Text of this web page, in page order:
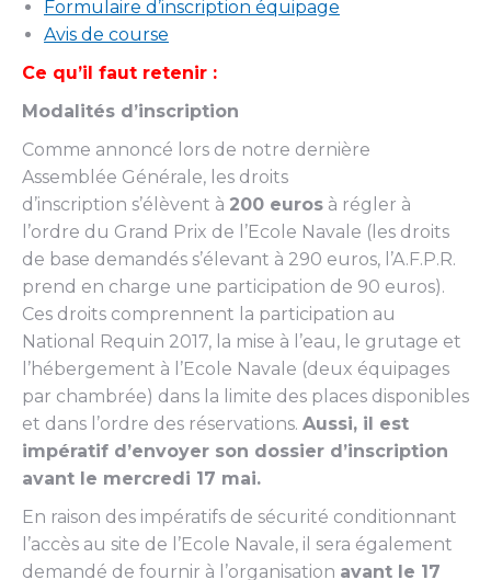
Formulaire d’inscription équipage
Avis de course
Ce qu’il faut retenir :
Modalités d’inscription
Comme annoncé lors de notre dernière
Assemblée Générale, les droits
d’inscription s’élèvent à 200 euros à régler à
l’ordre du Grand Prix de l’Ecole Navale (les droits
de base demandés s’élevant à 290 euros, l’A.F.P.R.
prend en charge une participation de 90 euros).
Ces droits comprennent la participation au
National Requin 2017, la mise à l’eau, le grutage et
l’hébergement à l’Ecole Navale (deux équipages
par chambrée) dans la limite des places disponibles
et dans l’ordre des réservations. Aussi, il est
impératif d’envoyer son dossier d’inscription
avant le mercredi 17 mai.
En raison des impératifs de sécurité conditionnant
l’accès au site de l’Ecole Navale, il sera également
demandé de fournir à l’organisation avant le 17